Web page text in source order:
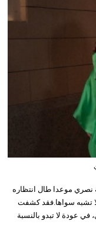
نصري موعدا طال انتظاره
تشبه سواها.فقد كشفت
في عودة لا تبدو بالنسبة